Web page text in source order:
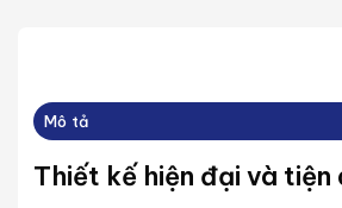
Mô tả
Thiết kế hiện đại và tiện